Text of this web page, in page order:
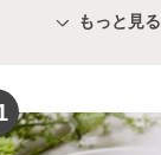
ルシーレシピ
ットケーキ
もっと見る